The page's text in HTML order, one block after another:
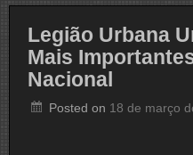
LEGIÃO
URBANA
Legião Urbana
Mais
Nacional
Posted on 18 de março